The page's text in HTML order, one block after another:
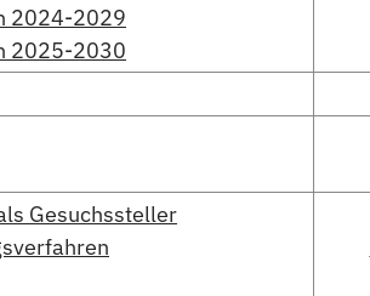
2024-2029
2025-2030
Gesuchssteller